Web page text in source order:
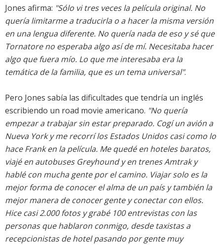
Jones afirma: "Sólo vi tres veces la película original. No
quería limitarme a traducirla o a hacer la misma versión
en una lengua diferente. No quería nada de eso y sé que
Tornatore no esperaba algo así de mí. Necesitaba hacer
algo que fuera mío. Lo que me interesaba era la
temática de la familia, que es un tema universal".
Pero Jones sabía las dificultades que tendría un inglés
escribiendo un road movie americano. "No quería
empezar a trabajar sin estar preparado. Cogí un avión a
Nueva York y me recorrí los Estados Unidos casi como lo
hace Frank en la película. Me quedé en hoteles baratos,
viajé en autobuses Greyhound y en trenes Amtrak y
hablé con mucha gente por el camino. Viajar solo es la
mejor forma de conocer el alma de un país y también la
mejor manera de conocer gente y conectar con ellos.
Hice casi 2.000 fotos y grabé 100 entrevistas con las
personas que hablaron conmigo, desde taxistas a
recepcionistas de hotel pasando por gente muy